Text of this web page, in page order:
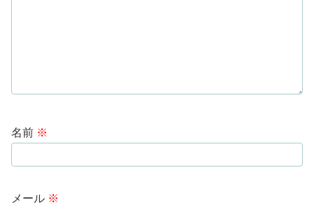
名前 ※
メール ※